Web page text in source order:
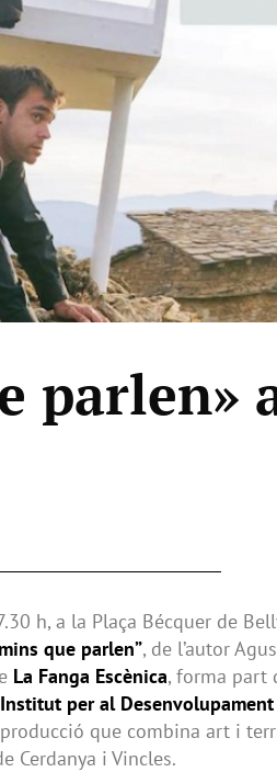
parlen»
h, a la Plaça Bécquer de
que parlen”, de l’autor
La Fanga Escènica, forma part
Institut per al
que combina art i
Cerdanya i Vincles.